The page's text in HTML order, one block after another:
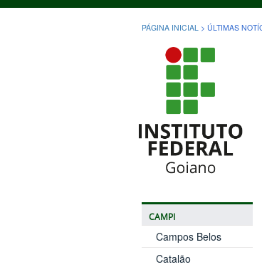
PÁGINA INICIAL > ÚLTIMAS
CAMPI
Campos Belos
Catalão